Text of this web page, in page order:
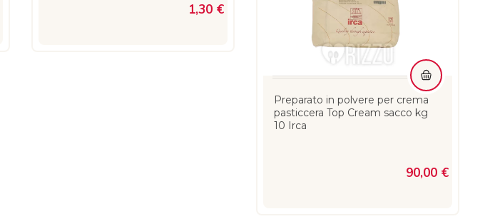
1,30 €
Preparato in polvere per crema
pasticcera Top Cream sacco kg
10 Irca
90,00 €